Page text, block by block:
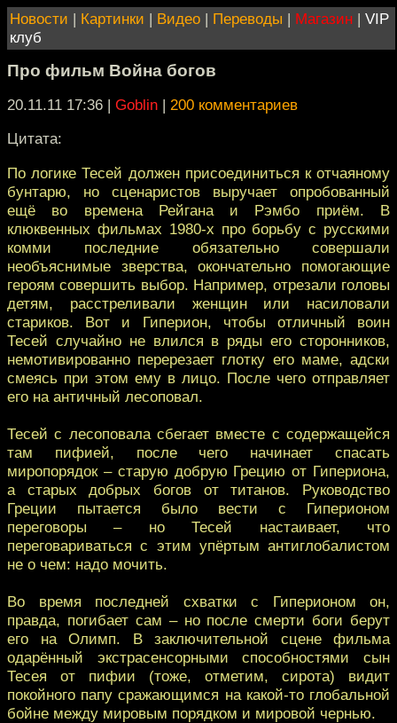
Новости | Картинки | Видео | Переводы | Магазин | VIP
клуб
Про фильм Война богов
20.11.11 17:36 | Goblin | 200 комментариев
Цитата:
По логике Тесей должен присоединиться к отчаяному
бунтарю, но сценаристов выручает опробованный
ещё во времена Рейгана и Рэмбо приём. В
клюквенных фильмах 1980-х про борьбу с русскими
комми последние обязательно совершали
необъяснимые зверства, окончательно помогающие
героям совершить выбор. Например, отрезали головы
детям, расстреливали женщин или насиловали
стариков. Вот и Гиперион, чтобы отличный воин
Тесей случайно не влился в ряды его сторонников,
немотивированно перерезает глотку его маме, адски
смеясь при этом ему в лицо. После чего отправляет
его на античный лесоповал.
Тесей с лесоповала сбегает вместе с содержащейся
там пифией, после чего начинает спасать
миропорядок – старую добрую Грецию от Гипериона,
а старых добрых богов от титанов. Руководство
Греции пытается было вести с Гиперионом
переговоры – но Тесей настаивает, что
переговариваться с этим упёртым антиглобалистом
не о чем: надо мочить.
Во время последней схватки с Гиперионом он,
правда, погибает сам – но после смерти боги берут
его на Олимп. В заключительной сцене фильма
одарённый экстрасенсорными способностями сын
Тесея от пифии (тоже, отметим, сирота) видит
покойного папу сражающимся на какой-то глобальной
бойне между мировым порядком и мировой чернью.